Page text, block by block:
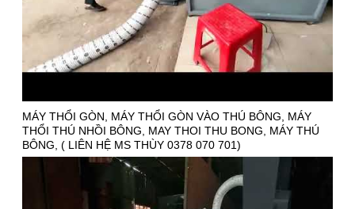
MÁY THỔI GÒN, MÁY THỔI GÒN VÀO THÚ BÔNG, MÁY
THỔI THÚ NHỒI BÔNG, MAY THOI THU BONG, MÁY THÚ
BÔNG, ( LIÊN HỆ MS THÙY 0378 070 701)